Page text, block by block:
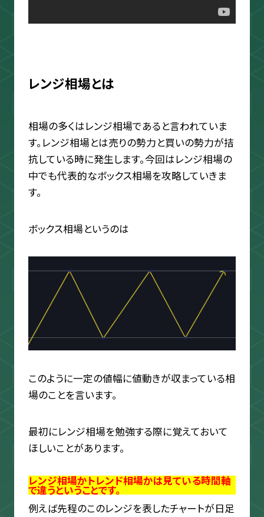
レンジ相場とは
相場の多くはレンジ相場であると言われていま
す。レンジ相場とは売りの勢力と買いの勢力が拮
抗している時に発生します。今回はレンジ相場の
中でも代表的なボックス相場を攻略していきま
す。
ボックス相場というのは
このように一定の値幅に値動きが収まっている相
場のことを言います。
最初にレンジ相場を勉強する際に覚えておいて
ほしいことがあります。
レンジ相場かトレンド相場かは見ている時間軸
で違うということです。
例えば先程のこのレンジを表したチャートが日足